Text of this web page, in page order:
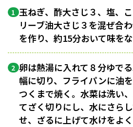
1 玉ねぎ、酢大さじ３、塩、
リーブ油大さじ３を混ぜ合
を作り、約15分おいて味をな
2 卵は熱湯に入れて８分ゆで
幅に切り、フライパンに油
つくまで焼く。水菜は洗い
てざく切りにし、水にさら
せ、ざるに上げて水けをよく